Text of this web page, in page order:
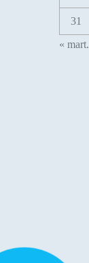
31
« mart.